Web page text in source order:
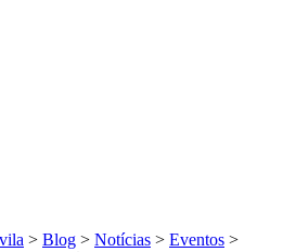
> Blog > Notícias > Eventos >